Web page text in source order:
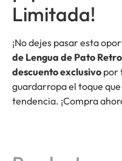
Limitada!
¡No dejes pasar esta
de Lengua de Pato Retro
descuento exclusivo por
guardarropa el toque
tendencia. ¡Compra